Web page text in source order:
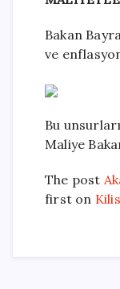
Bakan
ve
Bu
Maliye
The post
first on